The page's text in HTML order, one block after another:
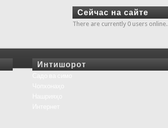
Сейчас на сайте
There are currently 0 users online.
Интишорот